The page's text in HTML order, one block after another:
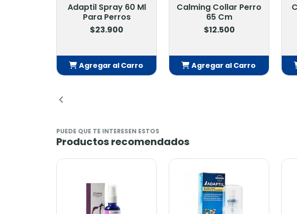
Calming Collar Perro
65 Cm
$12.500
Agregar al Carro
Calming Tableta 20
$11.500
Agregar al Carro
PUEDE QUE TE INTERESEN ESTOS
Productos recomendados